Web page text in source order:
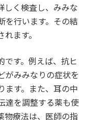
しく検査し、みみな
を行います。その結
ます。
です。例えば、抗ヒ
がみみなりの症状を
ます。また、耳の中
達を調整する薬も使
物療法は、医師の指